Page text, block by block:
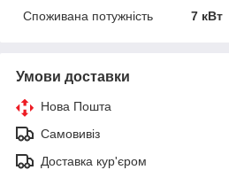
Споживана потужність
7 кВт
Умови доставки
Нова Пошта
Самовивіз
Доставка кур'єром